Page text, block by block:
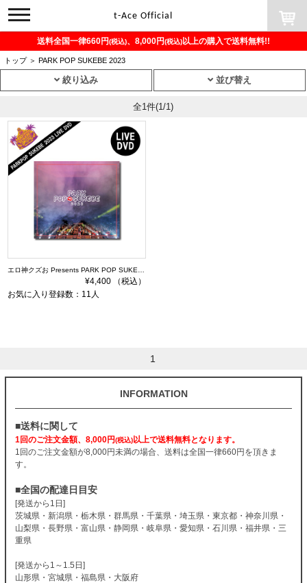
toggle
navigation
t-Ace Official
送料全国一律660円(税込)、8,000円(税込)以上の購入で送料無料!!
トップ ＞ PARK POP SUKEBE 2023
絞り込み 並び替え
全1件(1/1)
¥4,400 （税込）
お気に入り登録数：11人
1
INFORMATION
■送料に関して
1回のご注文金額、8,000円(税込)以上で送料無料となります。
1回のご注文金額が8,000円未満の場合、送料は全国一律660円を頂きま
す。
■全国の配達日目安
[発送から1日]
茨城県・新潟県・栃木県・群馬県・千葉県・埼玉県・東京都・神奈川県・
山梨県・長野県・富山県・静岡県・岐阜県・愛知県・石川県・福井県・三
重県
[発送から1～1.5日]
山形県・宮城県・福島県・大阪府